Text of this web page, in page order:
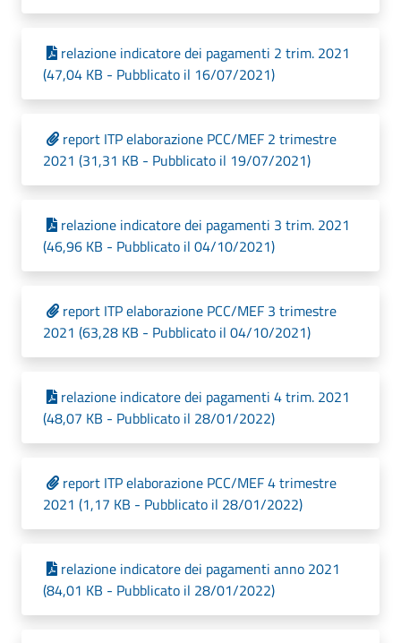
relazione indicatore dei pagamenti 2 trim. 2021
(47,04 KB - Pubblicato il 16/07/2021)
report ITP elaborazione PCC/MEF 2 trimestre
2021 (31,31 KB - Pubblicato il 19/07/2021)
relazione indicatore dei pagamenti 3 trim. 2021
(46,96 KB - Pubblicato il 04/10/2021)
report ITP elaborazione PCC/MEF 3 trimestre
2021 (63,28 KB - Pubblicato il 04/10/2021)
relazione indicatore dei pagamenti 4 trim. 2021
(48,07 KB - Pubblicato il 28/01/2022)
report ITP elaborazione PCC/MEF 4 trimestre
2021 (1,17 KB - Pubblicato il 28/01/2022)
relazione indicatore dei pagamenti anno 2021
(84,01 KB - Pubblicato il 28/01/2022)